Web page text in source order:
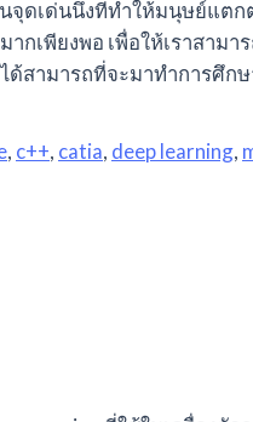
ดเด่นนึงที่ทำให้มนุษย์แต
เพียงพอ เพื่อให้เราสาม
ด้สามารถที่จะมาทำการศึก
, c++, catia, deep learning,